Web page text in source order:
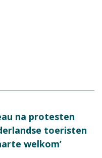
na protesten
toeristen
welkom’